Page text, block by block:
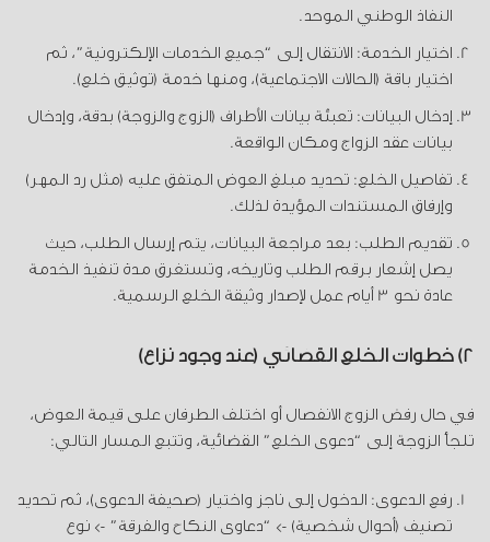
النفاذ الوطني الموحد.
اختيار الخدمة: الانتقال إلى “جميع الخدمات الإلكترونية”، ثم
اختيار باقة (الحالات الاجتماعية)، ومنها خدمة (توثيق خلع).
إدخال البيانات: تعبئة بيانات الأطراف (الزوج والزوجة) بدقة، وإدخال
بيانات عقد الزواج ومكان الواقعة.
تفاصيل الخلع: تحديد مبلغ العوض المتفق عليه (مثل رد المهر)
وإرفاق المستندات المؤيدة لذلك.
تقديم الطلب: بعد مراجعة البيانات، يتم إرسال الطلب، حيث
يصل إشعار برقم الطلب وتاريخه، وتستغرق مدة تنفيذ الخدمة
عادة نحو 3 أيام عمل لإصدار وثيقة الخلع الرسمية.
2) خطوات الخلع القضائي (عند وجود نزاع)
في حال رفض الزوج الانفصال أو اختلف الطرفان على قيمة العوض،
تلجأ الزوجة إلى “دعوى الخلع” القضائية، وتتبع المسار التالي:
رفع الدعوى: الدخول إلى ناجز واختيار (صحيفة الدعوى)، ثم تحديد
تصنيف (أحوال شخصية) -> “دعاوى النكاح والفرقة” -> نوع